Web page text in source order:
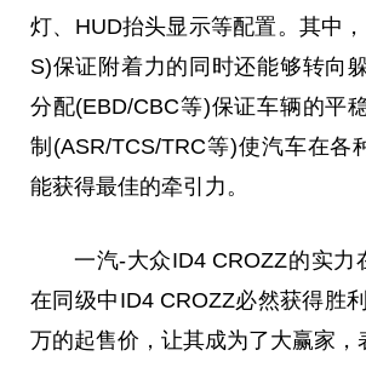
灯、HUD抬头显示等配置。其中
S)保证附着力的同时还能够转向
分配(EBD/CBC等)保证车辆的平
制(ASR/TCS/TRC等)使汽车在各
能获得最佳的牵引力。
一汽-大众ID4 CROZZ的实力
在同级中ID4 CROZZ必然获得胜
万的起售价，让其成为了大赢家，